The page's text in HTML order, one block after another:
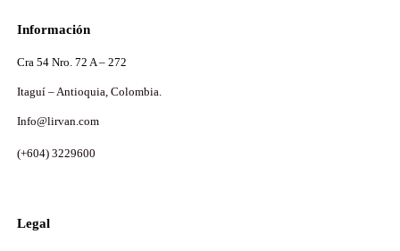
Información
Cra 54 Nro. 72 A – 272
Itaguí – Antioquia, Colombia.
Info@lirvan.com
(+604) 3229600
Legal